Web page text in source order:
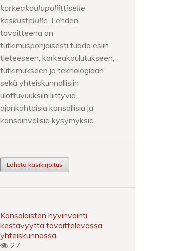
korkeakoulupoliittiselle
keskustelulle . Lehden
tavoitteena on
tutkimuspohjaisesti tuoda esiin
tieteeseen, korkeakoulutukseen,
tutkimukseen ja teknologiaan
sekä yhteiskunnallisiin
ulottuvuuksiin liittyviä
ajankohtaisia kansallisia ja
kansainvälisiä kysymyksiä.
Lähetä käsikirjoitus
Kansalaisten hyvinvointi
kestävyyttä tavoittelevassa
yhteiskunnassa
27